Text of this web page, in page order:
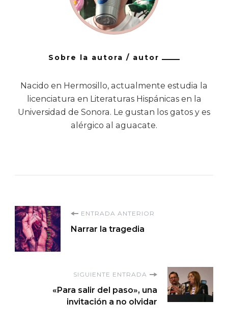
Sobre la autora / autor
Nacido en Hermosillo, actualmente estudia la
licenciatura en Literaturas Hispánicas en la
Universidad de Sonora. Le gustan los gatos y es
alérgico al aguacate.
Navegación
de
entradas
ENTRADA ANTERIOR
Narrar la tragedia
SIGUIENTE ENTRADA
«Para salir del paso», una
invitación a no olvidar